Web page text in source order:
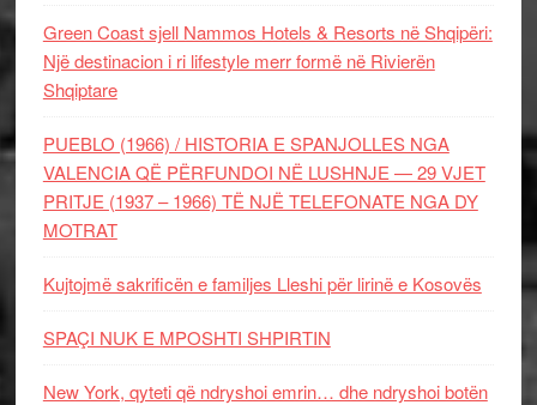
Green Coast sjell Nammos Hotels & Resorts në Shqipëri:
Një destinacion i ri lifestyle merr formë në Rivierën
Shqiptare
PUEBLO (1966) / HISTORIA E SPANJOLLES NGA
VALENCIA QË PËRFUNDOI NË LUSHNJE — 29 VJET
PRITJE (1937 – 1966) TË NJË TELEFONATE NGA DY
MOTRAT
Kujtojmë sakrificën e familjes Lleshi për lirinë e Kosovës
SPAÇI NUK E MPOSHTI SHPIRTIN
New York, qyteti që ndryshoi emrin… dhe ndryshoi botën